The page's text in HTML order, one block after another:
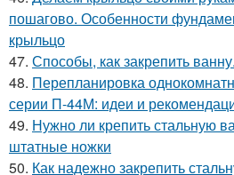
пошагово. Особенности
крыльцо
47. Способы, как закрепить
48. Перепланировка
серии П-44М: идеи и
49. Нужно ли крепить стальную
штатные ножки
50. Как надежно закрепить